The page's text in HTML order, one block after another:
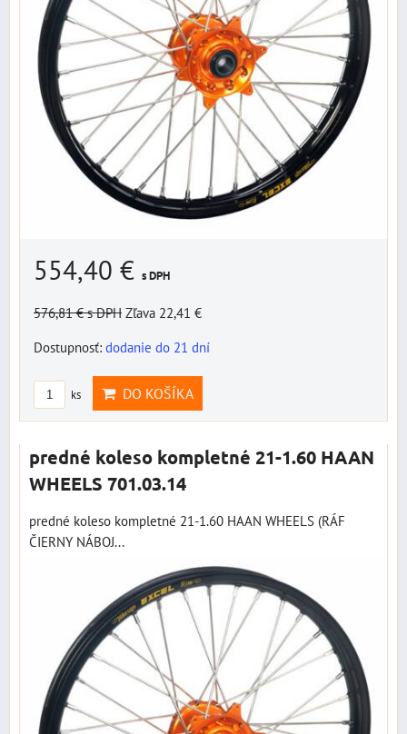
554,40 € s DPH
576,81 €s DPH Zľava 22,41 €
Dostupnosť: dodanie do 21 dní
ks DO KOŠÍKA
predné koleso kompletné 21-1.60 HAAN
WHEELS 701.03.14
predné koleso kompletné 21-1.60 HAAN WHEELS (RÁF
ČIERNY NÁBOJ...